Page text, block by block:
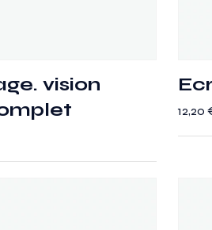
vision
12,20